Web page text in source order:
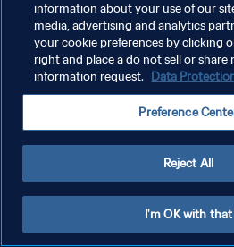
information about your use of our
media, advertising and analytics
your cookie preferences by clicking
right and place a do not sell or share
information request. Data
Preference
Reject All
I'm OK with that